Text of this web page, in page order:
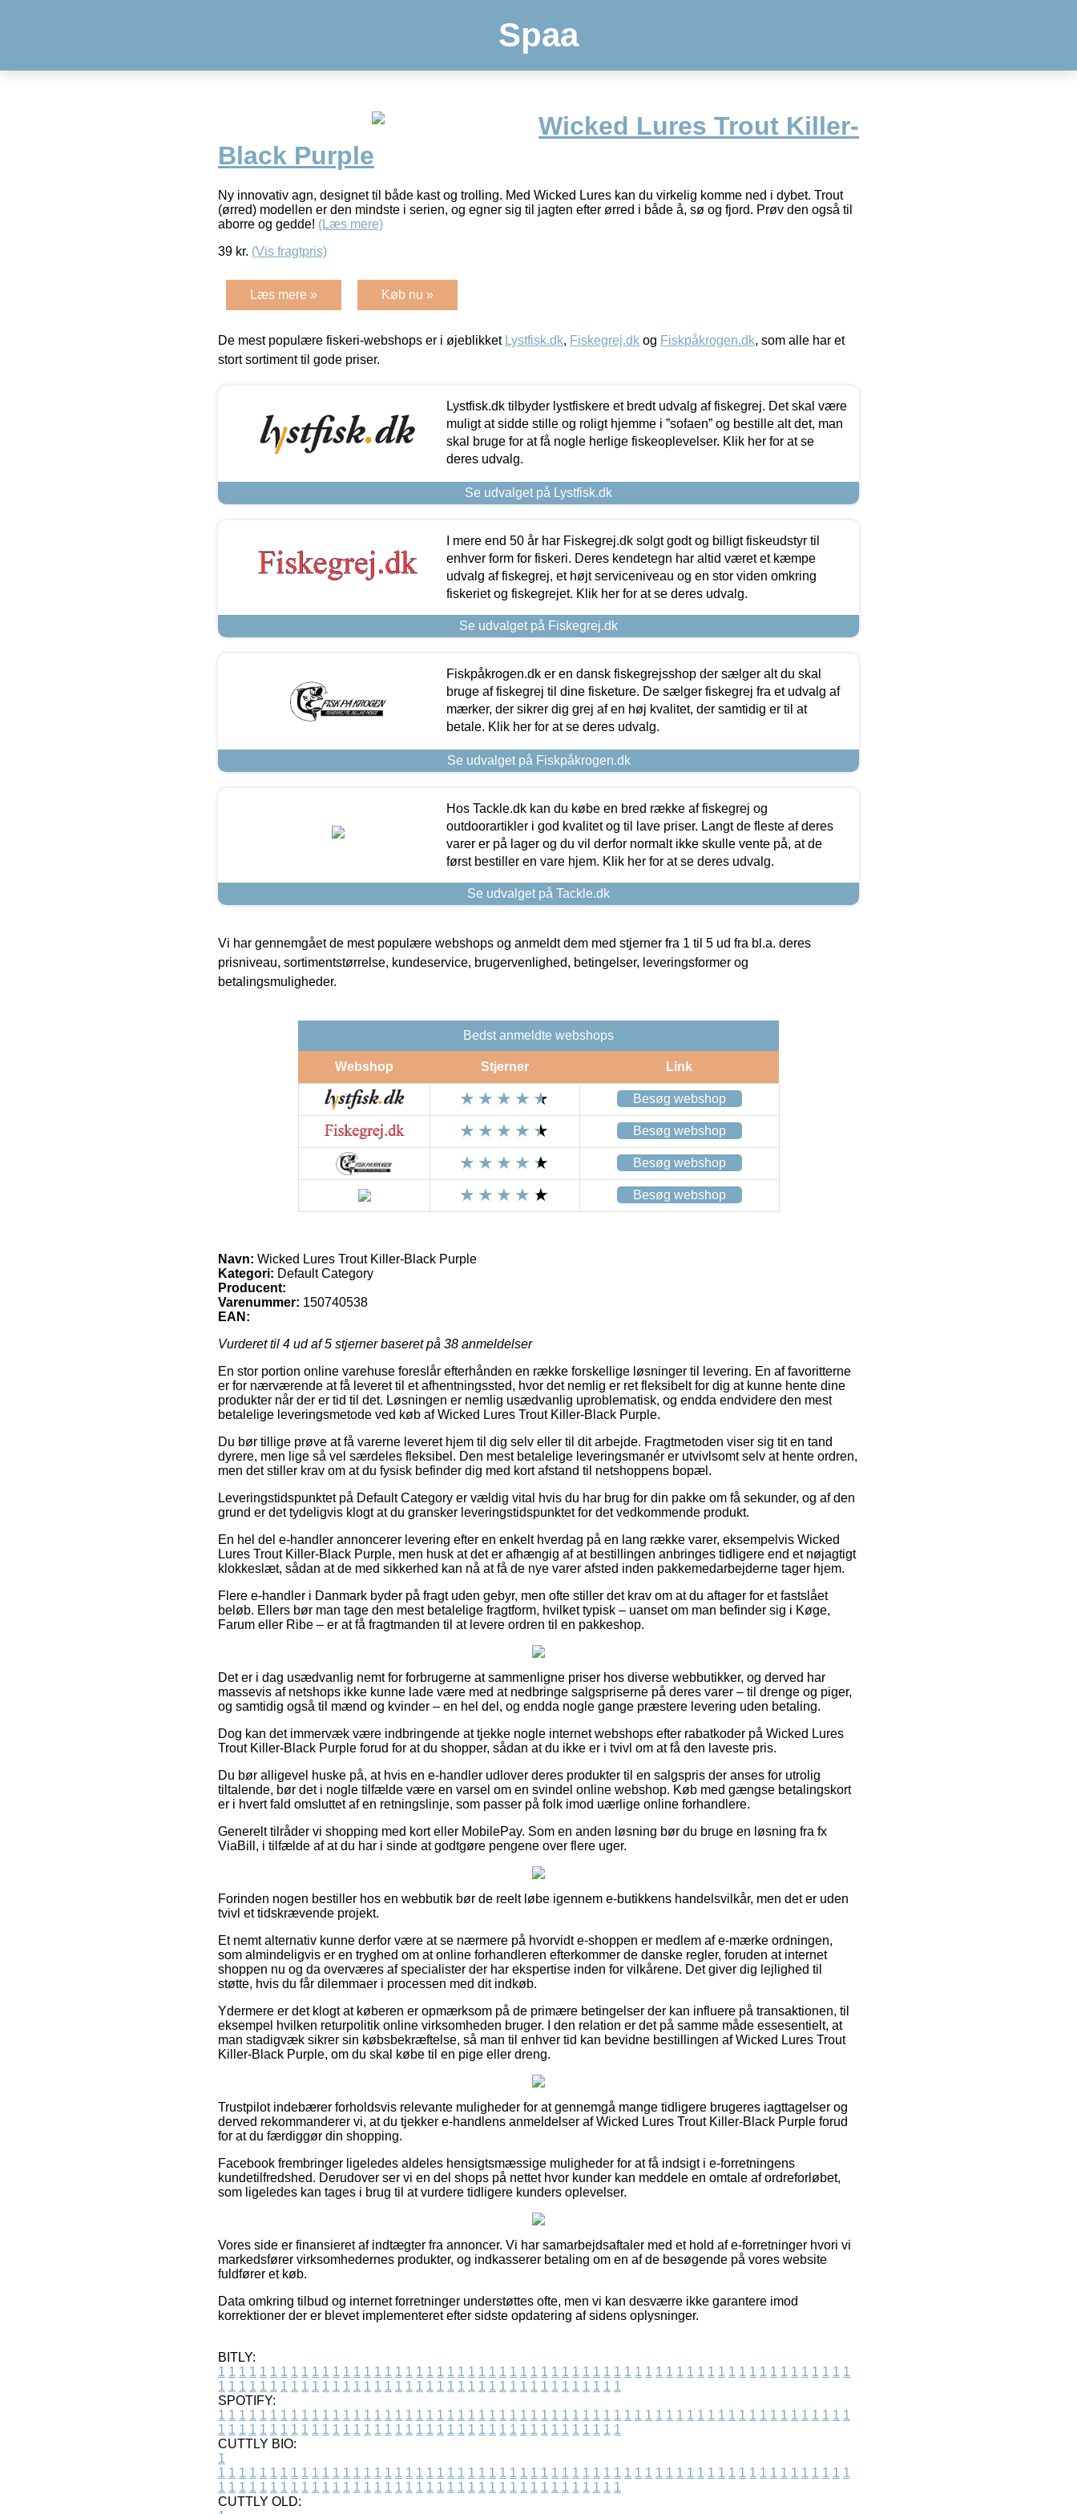
Spaa
Wicked Lures Trout Killer-
Black Purple
Ny innovativ agn, designet til både kast og trolling. Med Wicked Lures kan du virkelig komme ned i dybet. Trout
(ørred) modellen er den mindste i serien, og egner sig til jagten efter ørred i både å, sø og fjord. Prøv den også til
aborre og gedde! (Læs mere)
39 kr. (Vis fragtpris)
Læs mere » Køb nu »
De mest populære fiskeri-webshops er i øjeblikket Lystfisk.dk, Fiskegrej.dk og Fiskpåkrogen.dk, som alle har et
stort sortiment til gode priser.
Lystfisk.dk tilbyder lystfiskere et bredt udvalg af fiskegrej. Det skal være
muligt at sidde stille og roligt hjemme i ”sofaen” og bestille alt det, man
skal bruge for at få nogle herlige fiskeoplevelser. Klik her for at se
deres udvalg.
Se udvalget på Lystfisk.dk
I mere end 50 år har Fiskegrej.dk solgt godt og billigt fiskeudstyr til
enhver form for fiskeri. Deres kendetegn har altid været et kæmpe
udvalg af fiskegrej, et højt serviceniveau og en stor viden omkring
fiskeriet og fiskegrejet. Klik her for at se deres udvalg.
Se udvalget på Fiskegrej.dk
Fiskpåkrogen.dk er en dansk fiskegrejsshop der sælger alt du skal
bruge af fiskegrej til dine fisketure. De sælger fiskegrej fra et udvalg af
mærker, der sikrer dig grej af en høj kvalitet, der samtidig er til at
betale. Klik her for at se deres udvalg.
Se udvalget på Fiskpåkrogen.dk
Hos Tackle.dk kan du købe en bred række af fiskegrej og
outdoorartikler i god kvalitet og til lave priser. Langt de fleste af deres
varer er på lager og du vil derfor normalt ikke skulle vente på, at de
først bestiller en vare hjem. Klik her for at se deres udvalg.
Se udvalget på Tackle.dk
Vi har gennemgået de mest populære webshops og anmeldt dem med stjerner fra 1 til 5 ud fra bl.a. deres
prisniveau, sortimentstørrelse, kundeservice, brugervenlighed, betingelser, leveringsformer og
betalingsmuligheder.
Bedst anmeldte webshops
Webshop Stjerner Link
Besøg webshop
Besøg webshop
Besøg webshop
Besøg webshop
Navn: Wicked Lures Trout Killer-Black Purple
Kategori: Default Category
Producent:
Varenummer: 150740538
EAN:
Vurderet til 4 ud af 5 stjerner baseret på 38 anmeldelser
En stor portion online varehuse foreslår efterhånden en række forskellige løsninger til levering. En af favoritterne
er for nærværende at få leveret til et afhentningssted, hvor det nemlig er ret fleksibelt for dig at kunne hente dine
produkter når der er tid til det. Løsningen er nemlig usædvanlig uproblematisk, og endda endvidere den mest
betalelige leveringsmetode ved køb af Wicked Lures Trout Killer-Black Purple.
Du bør tillige prøve at få varerne leveret hjem til dig selv eller til dit arbejde. Fragtmetoden viser sig tit en tand
dyrere, men lige så vel særdeles fleksibel. Den mest betalelige leveringsmanér er utvivlsomt selv at hente ordren,
men det stiller krav om at du fysisk befinder dig med kort afstand til netshoppens bopæl.
Leveringstidspunktet på Default Category er vældig vital hvis du har brug for din pakke om få sekunder, og af den
grund er det tydeligvis klogt at du gransker leveringstidspunktet for det vedkommende produkt.
En hel del e-handler annoncerer levering efter en enkelt hverdag på en lang række varer, eksempelvis Wicked
Lures Trout Killer-Black Purple, men husk at det er afhængig af at bestillingen anbringes tidligere end et nøjagtigt
klokkeslæt, sådan at de med sikkerhed kan nå at få de nye varer afsted inden pakkemedarbejderne tager hjem.
Flere e-handler i Danmark byder på fragt uden gebyr, men ofte stiller det krav om at du aftager for et fastslået
beløb. Ellers bør man tage den mest betalelige fragtform, hvilket typisk – uanset om man befinder sig i Køge,
Farum eller Ribe – er at få fragtmanden til at levere ordren til en pakkeshop.
Det er i dag usædvanlig nemt for forbrugerne at sammenligne priser hos diverse webbutikker, og derved har
massevis af netshops ikke kunne lade være med at nedbringe salgspriserne på deres varer – til drenge og piger,
og samtidig også til mænd og kvinder – en hel del, og endda nogle gange præstere levering uden betaling.
Dog kan det immervæk være indbringende at tjekke nogle internet webshops efter rabatkoder på Wicked Lures
Trout Killer-Black Purple forud for at du shopper, sådan at du ikke er i tvivl om at få den laveste pris.
Du bør alligevel huske på, at hvis en e-handler udlover deres produkter til en salgspris der anses for utrolig
tiltalende, bør det i nogle tilfælde være en varsel om en svindel online webshop. Køb med gængse betalingskort
er i hvert fald omsluttet af en retningslinje, som passer på folk imod uærlige online forhandlere.
Generelt tilråder vi shopping med kort eller MobilePay. Som en anden løsning bør du bruge en løsning fra fx
ViaBill, i tilfælde af at du har i sinde at godtgøre pengene over flere uger.
Forinden nogen bestiller hos en webbutik bør de reelt løbe igennem e-butikkens handelsvilkår, men det er uden
tvivl et tidskrævende projekt.
Et nemt alternativ kunne derfor være at se nærmere på hvorvidt e-shoppen er medlem af e-mærke ordningen,
som almindeligvis er en tryghed om at online forhandleren efterkommer de danske regler, foruden at internet
shoppen nu og da overværes af specialister der har ekspertise inden for vilkårene. Det giver dig lejlighed til
støtte, hvis du får dilemmaer i processen med dit indkøb.
Ydermere er det klogt at køberen er opmærksom på de primære betingelser der kan influere på transaktionen, til
eksempel hvilken returpolitik online virksomheden bruger. I den relation er det på samme måde essesentielt, at
man stadigvæk sikrer sin købsbekræftelse, så man til enhver tid kan bevidne bestillingen af Wicked Lures Trout
Killer-Black Purple, om du skal købe til en pige eller dreng.
Trustpilot indebærer forholdsvis relevante muligheder for at gennemgå mange tidligere brugeres iagttagelser og
derved rekommanderer vi, at du tjekker e-handlens anmeldelser af Wicked Lures Trout Killer-Black Purple forud
for at du færdiggør din shopping.
Facebook frembringer ligeledes aldeles hensigtsmæssige muligheder for at få indsigt i e-forretningens
kundetilfredshed. Derudover ser vi en del shops på nettet hvor kunder kan meddele en omtale af ordreforløbet,
som ligeledes kan tages i brug til at vurdere tidligere kunders oplevelser.
Vores side er finansieret af indtægter fra annoncer. Vi har samarbejdsaftaler med et hold af e-forretninger hvori vi
markedsfører virksomhedernes produkter, og indkasserer betaling om en af de besøgende på vores website
fuldfører et køb.
Data omkring tilbud og internet forretninger understøttes ofte, men vi kan desværre ikke garantere imod
korrektioner der er blevet implementeret efter sidste opdatering af sidens oplysninger.
BITLY:
1 1 1 1 1 1 1 1 1 1 1 1 1 1 1 1 1 1 1 1 1 1 1 1 1 1 1 1 1 1 1 1 1 1 1 1 1 1 1 1 1 1 1 1 1 1 1 1 1 1 1 1 1 1 1 1 1 1 1 1 1
1 1 1 1 1 1 1 1 1 1 1 1 1 1 1 1 1 1 1 1 1 1 1 1 1 1 1 1 1 1 1 1 1 1 1 1 1 1 1
SPOTIFY:
1 1 1 1 1 1 1 1 1 1 1 1 1 1 1 1 1 1 1 1 1 1 1 1 1 1 1 1 1 1 1 1 1 1 1 1 1 1 1 1 1 1 1 1 1 1 1 1 1 1 1 1 1 1 1 1 1 1 1 1 1
1 1 1 1 1 1 1 1 1 1 1 1 1 1 1 1 1 1 1 1 1 1 1 1 1 1 1 1 1 1 1 1 1 1 1 1 1 1 1
CUTTLY BIO:
1
1 1 1 1 1 1 1 1 1 1 1 1 1 1 1 1 1 1 1 1 1 1 1 1 1 1 1 1 1 1 1 1 1 1 1 1 1 1 1 1 1 1 1 1 1 1 1 1 1 1 1 1 1 1 1 1 1 1 1 1 1
1 1 1 1 1 1 1 1 1 1 1 1 1 1 1 1 1 1 1 1 1 1 1 1 1 1 1 1 1 1 1 1 1 1 1 1 1 1 1
CUTTLY OLD: